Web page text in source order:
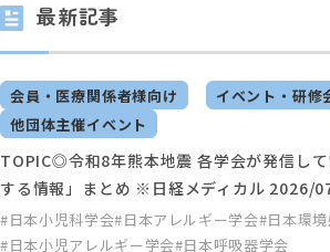
最新記事
会員・医療関係者様向け
イベント・研修
他団体主催イベント
#日本小児科学会#日本アレルギー学会#日本環
#日本小児アレルギー学会#日本呼吸器学会
TOPIC◎令和8年熊本地震 各学会が発信し
する情報」まとめ ※日経メディカル 2026/